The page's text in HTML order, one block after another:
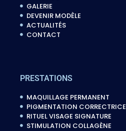
GALERIE
DEVENIR MODÈLE
ACTUALITÉS
CONTACT
PRESTATIONS
MAQUILLAGE PERMANENT
PIGMENTATION CORRECTRICE
RITUEL VISAGE SIGNATURE
STIMULATION COLLAGÈNE